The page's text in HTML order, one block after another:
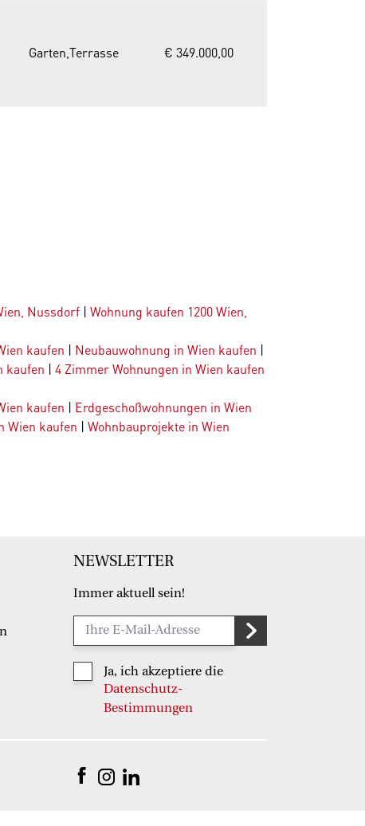
Garten,Terrasse € 349.000,00
Nussdorf| Wohnung kaufen 1200 Wien,
kaufen | Neubauwohnung in Wien kaufen |
kaufen | 4 Zimmer Wohnungen in Wien kaufen
kaufen | Erdgeschoßwohnungen in Wien
Wien kaufen | Wohnbauprojekte in Wien
NEWSLETTER
Immer aktuell sein!
Ja, ich akzeptiere die
Datenschutz-
Bestimmungen